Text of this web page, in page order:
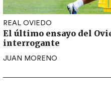
REAL OVIEDO
El último ensayo del
interrogante
JUAN MORENO